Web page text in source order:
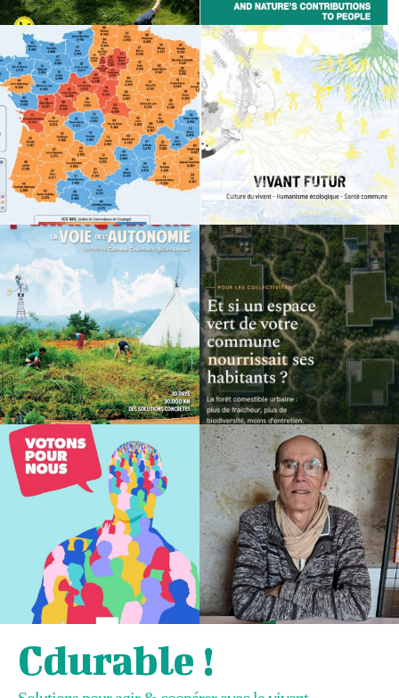
Cdurable !